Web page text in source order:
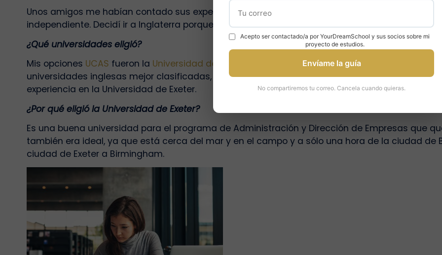
Unos amigos me habían contado sus experiencias y yo quería irme al extranjero. Era como
independiente. Decidí ir a Inglaterra porque me gusta la cultura de allí.
¿Qué universidades eligió?
Mis opciones UCAS fueron la Universidad de Exeter
y la Universidad de Birmingham. En
universidades inglesas mejor clasificadas, como laUniversidad de Warwicko elKing’s College
experiencia en la Universidad de Exeter.
¿Por qué eligió la Universidad de Exeter?
Es una buena universidad para el programa de Administración y Dirección de Empresas que
también era ideal, ya que está cerca del mar y en el campo y a sólo una hora de la ciudad de
ciudad de Exeter a Birmingham.
Acepto ser contactado/a por YourDreamSchool y sus socios sobre mi
proyecto de estudios.
Envíame la guía
No compartiremos tu correo. Cancela cuando quieras.